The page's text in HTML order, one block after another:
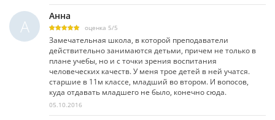
А
Анна
оценка 5/5
Замечательная школа, в которой преподаватели
действительно занимаются детьми, причем не только в
плане учебы, но и с точки зрения воспитания
человеческих качеств. У меня трое детей в ней учатся.
старшие в 11м классе, младший во втором. И вопосов,
куда отдавать младшего не было, конечно сюда.
05.10.2016